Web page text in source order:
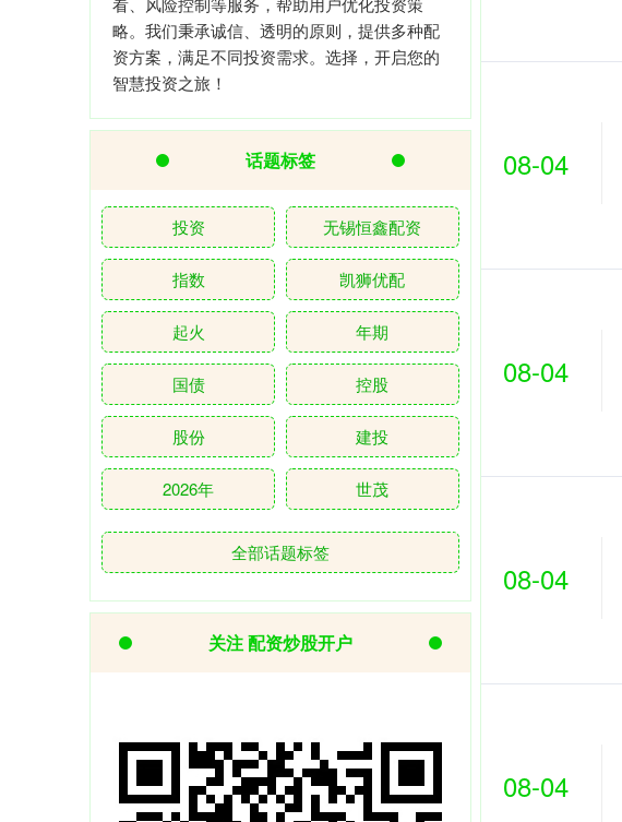
08-04
08-04
08-04
08-04
略。我们秉承诚信、透明的原则，提供多种配
资方案，满足不同投资需求。选择，开启您的
智慧投资之旅！
话题标签
投资 无锡恒鑫配资
指数 凯狮优配
起火 年期
国债 控股
股份 建投
2026年 世茂
全部话题标签
关注 配资炒股开户